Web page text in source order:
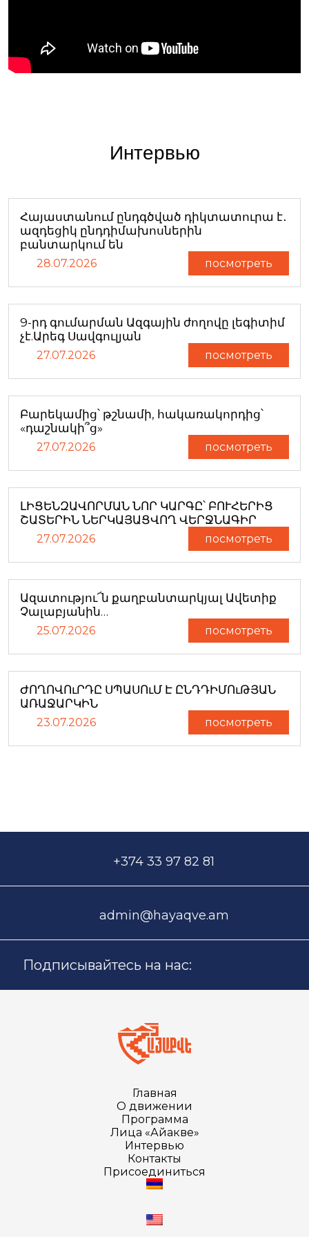
Интервью
Հայաստանում ընդգծված դիկտատուրա է․
ազդեցիկ ընդդիմախոսներին
բանտարկում են
28.07.2026 посмотреть
9-րդ գումարման Ազգային ժողովը լեգիտիմ
չէ.Արեգ Սավգուլյան
27.07.2026 посмотреть
Բարեկամից՝ թշնամի, հակառակորդից՝
«դաշնակի՞ց»
27.07.2026 посмотреть
ԼԻՑԵՆԶԱՎՈՐՄԱՆ ՆՈՐ ԿԱՐԳԸ՝ ԲՈՒՀԵՐԻՑ
ՇԱՏԵՐԻՆ ՆԵՐԿԱՅԱՑՎՈՂ ՎԵՐՋՆԱԳԻՐ
27.07.2026 посмотреть
Ազատությու՜ն քաղբանտարկյալ Ավետիք
Չալաբյանին…
25.07.2026 посмотреть
ԺՈՂՈՎՈւՐԴԸ ՍՊԱՍՈւՄ Է ԸՆԴԴԻՄՈւԹՅԱՆ
ԱՌԱՋԱՐԿԻՆ
23.07.2026 посмотреть
+374 33 97 82 81
admin@hayaqve.am
Подписывайтесь на нас:
Главная
О движении
Программа
Лица «Айакве»
Интервью
Контакты
Присоединиться